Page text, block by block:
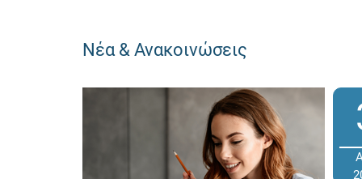
Νέα & Ανακοινώσεις